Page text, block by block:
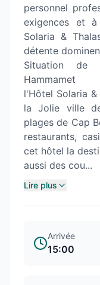
personnel
exigences et
Solaria &
détente
Situation de
Hammamet
l'Hôtel Solaria
la Jolie ville
plages de Cap
restaurants,
cet hôtel la
aussi des cou...
Lire plus
Arrivée
15:00